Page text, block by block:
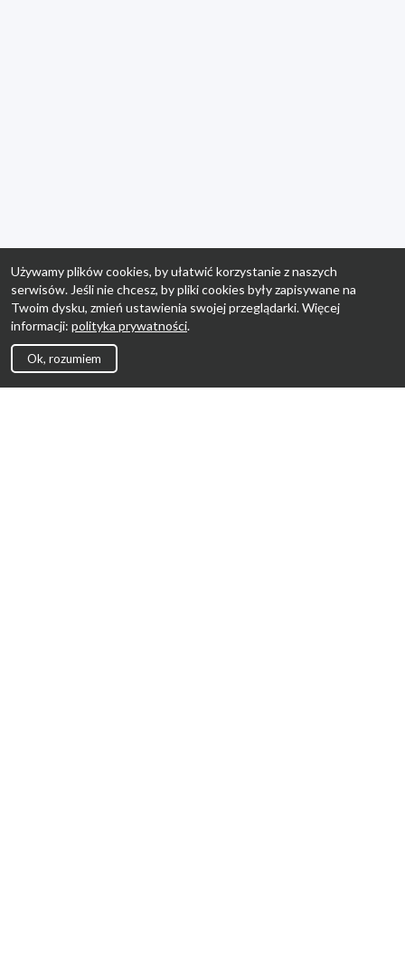
Używamy plików cookies, by ułatwić korzystanie z naszych
serwisów. Jeśli nie chcesz, by pliki cookies były zapisywane na
Twoim dysku, zmień ustawienia swojej przeglądarki. Więcej
informacji: polityka prywatności.
Ok, rozumiem